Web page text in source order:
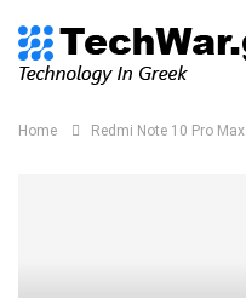
Home Redmi Note 10 Pro Max